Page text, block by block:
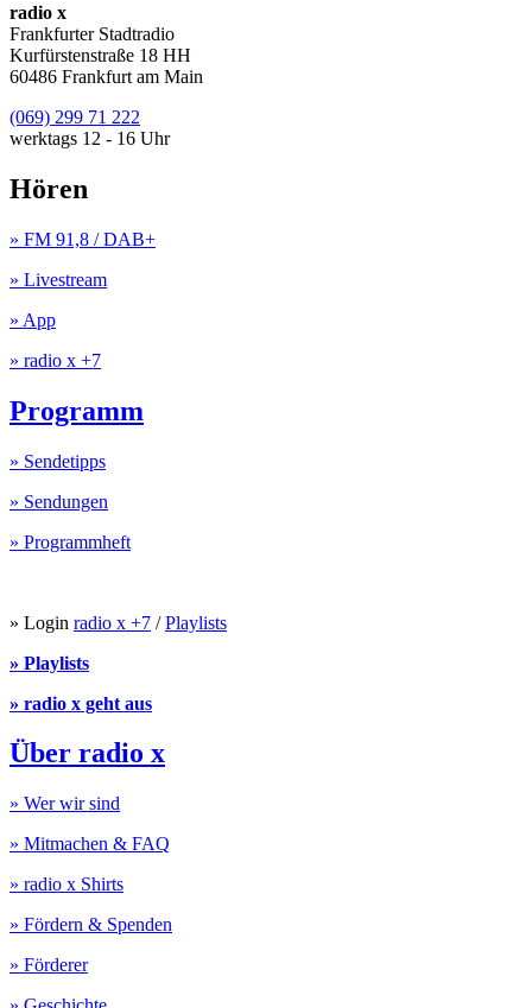
radio x
Frankfurter Stadtradio
Kurfürstenstraße 18 HH
60486 Frankfurt am Main
(069) 299 71 222
werktags 12 - 16 Uhr
Hören
» FM 91,8 / DAB+
» Livestream
» App
» radio x +7
Programm
» Sendetipps
» Sendungen
» Programmheft
» Login radio x +7 /Playlists
» Playlists
» radio x geht aus
Über radio x
» Wer wir sind
» Mitmachen & FAQ
» radio x Shirts
» Fördern & Spenden
» Förderer